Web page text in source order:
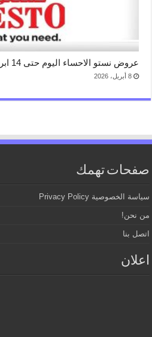
عروض نستو الاحساء اليوم حتى 14 ابريل 2026
8 أبريل، 2026
صفحات تهمك
سياسة الخصوصية Privacy Policy
من نحن!
اتصل بنا
اعلان